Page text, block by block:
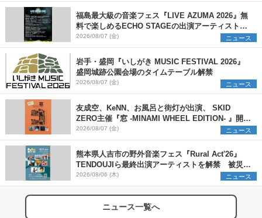
福島最大級の音楽フェス『LIVE AZUMA 2026』無
料で楽しめるECHO STAGEの出演アーティストを
発表
2026/08/07 (金) ニュース
岩手・盛岡『いしがき MUSIC FESTIVAL 2026』
盛岡城跡公園会場のタイムテーブル解禁
2026/08/07 (金) ニュース
友成空、KeNN、お風呂と街灯が出演、 SKID
ZERO主催『窓 -MINAMI WHEEL EDITION- 』開催
決定
2026/08/07 (金) ニュース
熊本県人吉市の野外音楽フェス『Rural Act'26』
TENDOUJIら最終出演アーティストを解禁 被災地
支援プロジェクトの始動も発表
2026/08/06 (木) ニュース
ニュース一覧へ